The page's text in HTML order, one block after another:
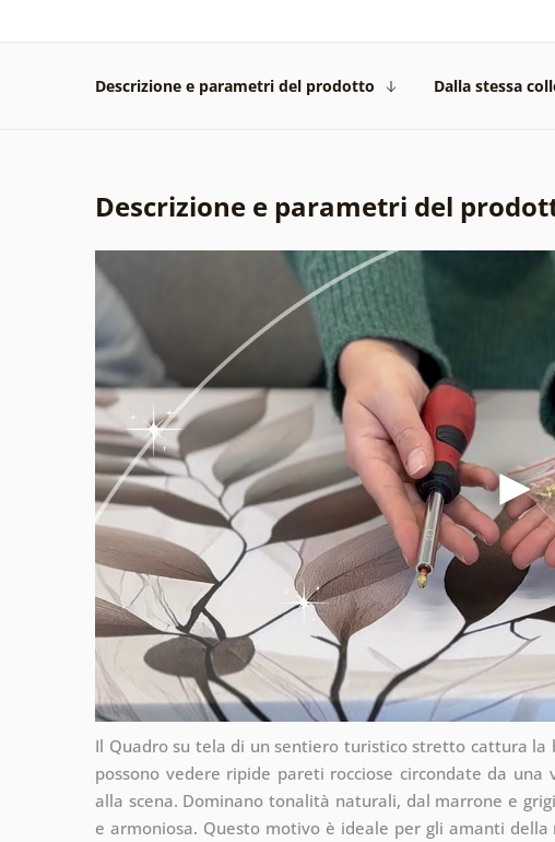
Descrizione e parametri del prodotto Dalla stessa
Descrizione e parametri del
Il Quadro su tela di un sentiero turistico stretto cattura
possono vedere ripide pareti rocciose circondate da
alla scena. Dominano tonalità naturali, dal marrone e
e armoniosa. Questo motivo è ideale per gli amanti